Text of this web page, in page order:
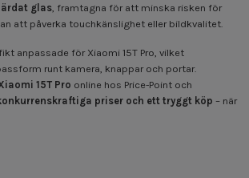
glas , framtagna för att minska risken för
att påverka touchkänslighet eller bildkvalitet.
anpassade för Xiaomi 15T Pro, vilket
runt kamera, knappar och portar.
15T Pro online hos Price-Point och
priser och ett tryggt köp – när